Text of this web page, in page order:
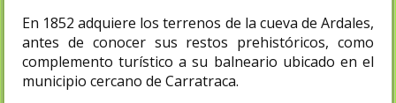
En 1852 adquiere los terrenos de la cueva de Ardales,
antes de conocer sus restos prehistóricos, como
complemento turístico a su balneario ubicado en el
municipio cercano de Carratraca.